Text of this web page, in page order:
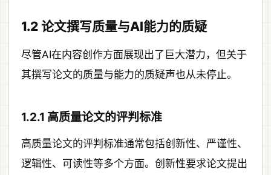
1.2 论文撰写质量与AI能力的质疑
尽管AI在内容创作方面展现出了巨大潜力，但关于
其撰写论文的质量与能力的质疑声也从未停止。
1.2.1 高质量论文的评判标准
高质量论文的评判标准通常包括创新性、严谨性、
逻辑性、可读性等多个方面。创新性要求论文提出